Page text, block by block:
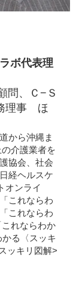
ボ代表理
問、Ｃ−Ｓ
理事 ほ
から沖縄ま
介護業者を
協会、社会
経ヘルスケ
オンライ
これならわ
これならわ
れならわか
る〈スッキ
ッキリ図解>